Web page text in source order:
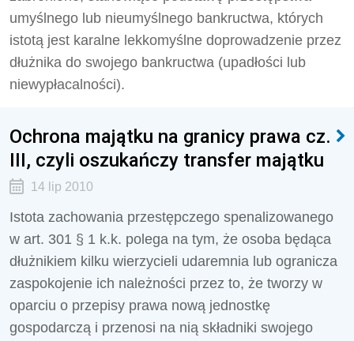
umyślnego lub nieumyślnego bankructwa, których
istotą jest karalne lekkomyślne doprowadzenie przez
dłużnika do swojego bankructwa (upadłości lub
niewypłacalności).
Ochrona majątku na granicy prawa cz.
III, czyli oszukańczy transfer majątku
14 lip 2010
Istota zachowania przestępczego spenalizowanego
w art. 301 § 1 k.k. polega na tym, że osoba będąca
dłużnikiem kilku wierzycieli udaremnia lub ogranicza
zaspokojenie ich należności przez to, że tworzy w
oparciu o przepisy prawa nową jednostkę
gospodarczą i przenosi na nią składniki swojego